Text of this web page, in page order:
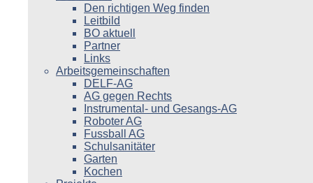
Den richtigen Weg finden
Leitbild
BO aktuell
Partner
Links
Arbeitsgemeinschaften
DELF-AG
AG gegen Rechts
Instrumental- und Gesangs-AG
Roboter AG
Fussball AG
Schulsanitäter
Garten
Kochen